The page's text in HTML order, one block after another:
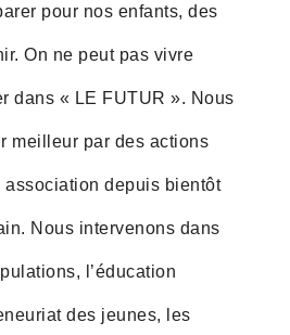
pour nos enfants, des
On ne peut pas vivre
dans « LE FUTUR ». Nous
meilleur par des actions
association depuis bientôt
Nous intervenons dans
l’éducation
des jeunes, les